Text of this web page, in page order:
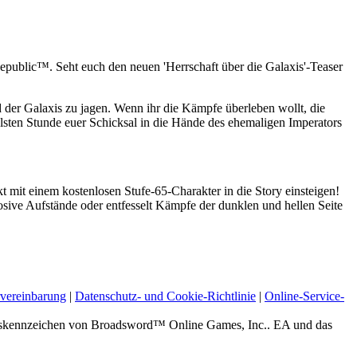
Seht euch den neuen 'Herrschaft über die Galaxis'-Teaser
Galaxis zu jagen. Wenn ihr die Kämpfe überleben wollt, die
Stunde euer Schicksal in die Hände des ehemaligen Imperators
einem kostenlosen Stufe-65-Charakter in die Story einsteigen!
Aufstände oder entfesselt Kämpfe der dunklen und hellen Seite
| Datenschutz- und Cookie-Richtlinie | Online-Service-
von Broadsword™ Online Games, Inc.. EA und das